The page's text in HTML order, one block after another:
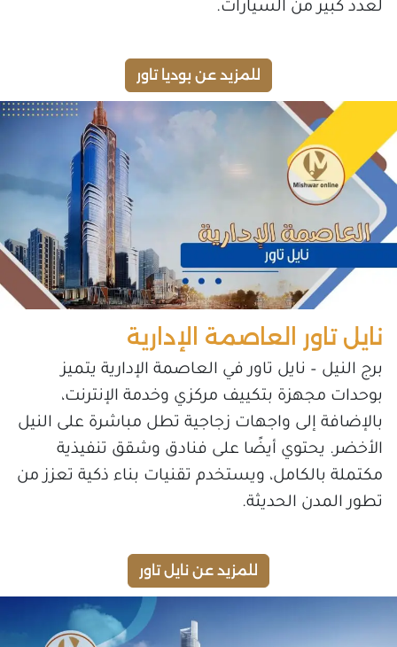
لعدد كبير من السيارات.
للمزيد عن بوديا تاور
نايل تاور العاصمة الإدارية
برج النيل – نايل تاور في العاصمة الإدارية يتميز
بوحدات مجهزة بتكييف مركزي وخدمة الإنترنت،
بالإضافة إلى واجهات زجاجية تطل مباشرة على النيل
الأخضر. يحتوي أيضًا على فنادق وشقق تنفيذية
مكتملة بالكامل، ويستخدم تقنيات بناء ذكية تعزز من
تطور المدن الحديثة.
للمزيد عن نايل تاور